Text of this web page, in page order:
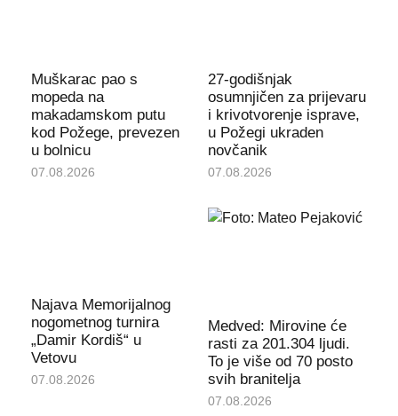
Muškarac pao s
mopeda na
makadamskom putu
kod Požege, prevezen
u bolnicu
07.08.2026
27-godišnjak
osumnjičen za prijevaru
i krivotvorenje isprave,
u Požegi ukraden
novčanik
07.08.2026
Najava Memorijalnog
nogometnog turnira
„Damir Kordiš“ u
Vetovu
07.08.2026
Medved: Mirovine će
rasti za 201.304 ljudi.
To je više od 70 posto
svih branitelja
07.08.2026